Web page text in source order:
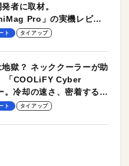
者に取材。
Pro」の実機レビュ
ト タイアップ
獄？ ネッククーラーが助
「COOLiFY Cyber
冷却の速さ、密着する冷
プルな操作性がグッド！
ト タイアップ